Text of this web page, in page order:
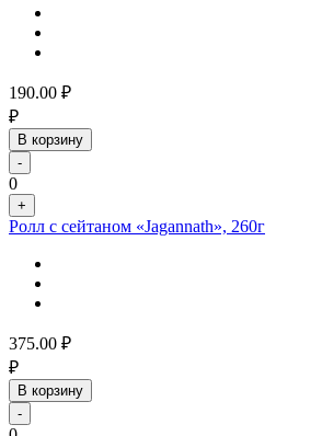
190.00 ₽
₽
В корзину
-
0
+
Ролл с сейтаном «Jagannath», 260г
375.00 ₽
₽
В корзину
-